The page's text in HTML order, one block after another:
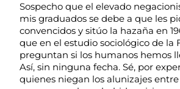
Sospecho que el elevado
mis graduados se debe a que les
convencidos y sitúo la hazaña en
que en el estudio sociológico de la
preguntan si los humanos hemos
Así, sin ninguna fecha. Sé, por
quienes niegan los alunizajes entre